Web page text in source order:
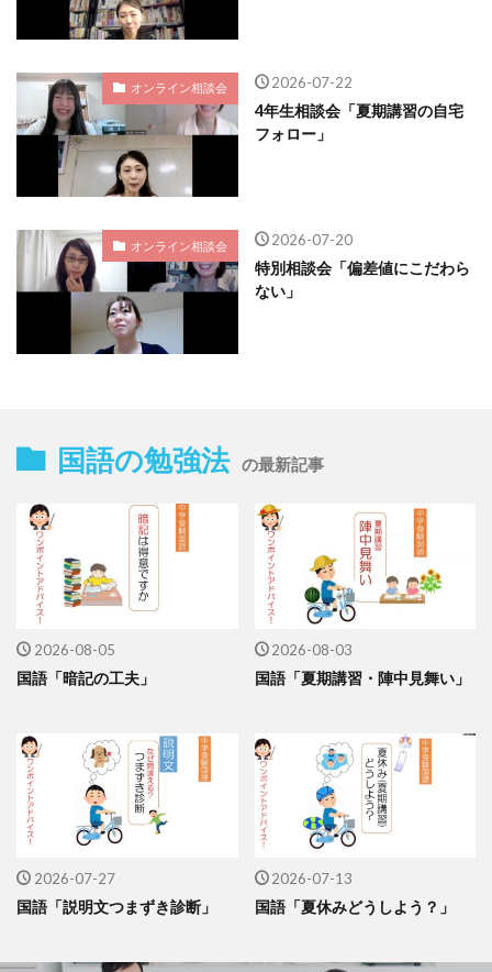
オンライン相談会 2026-07-22
4年生相談会「夏期講習の自宅
フォロー」
オンライン相談会 2026-07-20
特別相談会「偏差値にこだわら
ない」
国語の勉強法 の最新記事
2026-08-05
国語「暗記の工夫」
2026-08-03
国語「夏期講習・陣中見舞い」
2026-07-27
国語「説明文つまずき診断」
2026-07-13
国語「夏休みどうしよう？」